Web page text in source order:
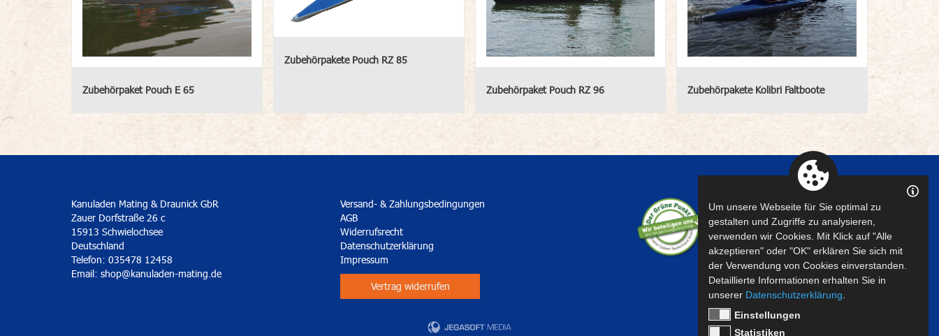
Zubehörpaket Pouch E 65
Zubehörpakete Pouch RZ 85
Zubehörpaket Pouch RZ 96 Zubehörpakete Kolibri Faltboote
Kanuladen Mating & Draunick GbR
Zauer Dorfstraße 26 c
15913 Schwielochsee
Deutschland
Telefon: 035478 12458
Email: shop@kanuladen-mating.de
Versand- & Zahlungsbedingungen
AGB
Widerrufsrecht
Datenschutzerklärung
Impressum
Vertrag widerrufen
Um unsere Webseite für Sie optimal zu
gestalten und Zugriffe zu analysieren,
verwenden wir Cookies. Mit Klick auf "Alle
akzeptieren" oder "OK" erklären Sie sich mit
der Verwendung von Cookies einverstanden.
Detaillierte Informationen erhalten Sie in
unserer Datenschutzerklärung
Einstellungen
Statistiken